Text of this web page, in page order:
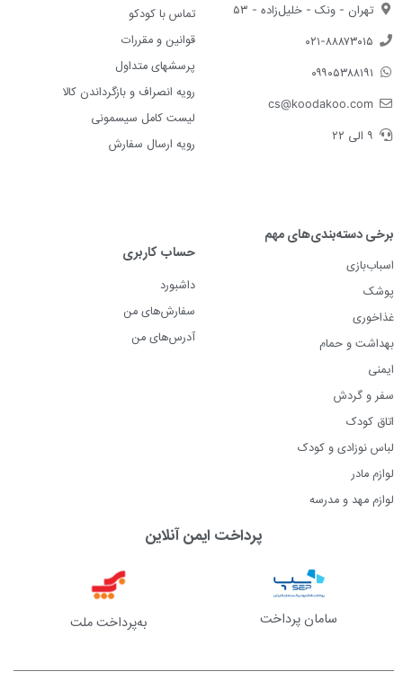
تهران - ونک - خلیل‌زاده - ۵۳
۰۲۱-۸۸۸۷۳۰۱۵
۰۹۹۰۵۳۸۸۱۹۱
cs@koodakoo.com
۹ الی ۲۲
تماس با کودکو
قوانین و مقررات
پرسشهای متداول
رویه انصراف و بازگرداندن کالا
لیست کامل سیسمونی
رویه ارسال سفارش
برخی دسته‌بندی‌های مهم
اسباب‌بازی
پوشک
غذاخوری
بهداشت و حمام
ایمنی
سفر و گردش
اتاق کودک
لباس نوزادی و کودک
لوازم مادر
لوازم مهد و مدرسه
حساب کاربری
داشبورد
سفارش‌های من
آدرس‌های من
پرداخت ایمن آنلاین
سامان پرداخت به‌پرداخت ملت